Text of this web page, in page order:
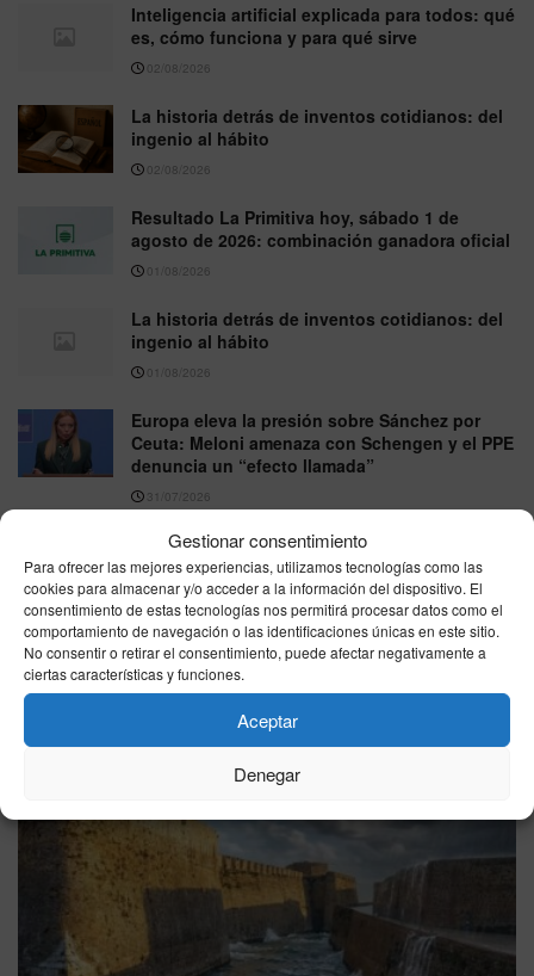
Gestionar consentimiento
Para ofrecer las mejores experiencias, utilizamos tecnologías como las
cookies para almacenar y/o acceder a la información del dispositivo. El
consentimiento de estas tecnologías nos permitirá procesar datos como el
comportamiento de navegación o las identificaciones únicas en este sitio.
No consentir o retirar el consentimiento, puede afectar negativamente a
ciertas características y funciones.
Aceptar
Denegar
Inteligencia artificial explicada para todos: qué
es, cómo funciona y para qué sirve
02/08/2026
La historia detrás de inventos cotidianos: del
ingenio al hábito
02/08/2026
Resultado La Primitiva hoy, sábado 1 de
agosto de 2026: combinación ganadora oficial
01/08/2026
La historia detrás de inventos cotidianos: del
ingenio al hábito
01/08/2026
Europa eleva la presión sobre Sánchez por
Ceuta: Meloni amenaza con Schengen y el PPE
denuncia un “efecto llamada”
31/07/2026
VER MÁS
Última hora